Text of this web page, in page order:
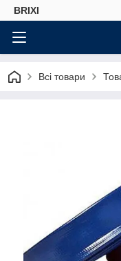
BRIXI
Всі товари